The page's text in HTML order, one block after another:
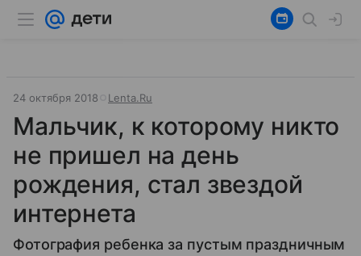
24 октября 2018 Lenta.Ru
Мальчик, к которому никто
не пришел на день
рождения, стал звездой
интернета
Фотография ребенка за пустым праздничным